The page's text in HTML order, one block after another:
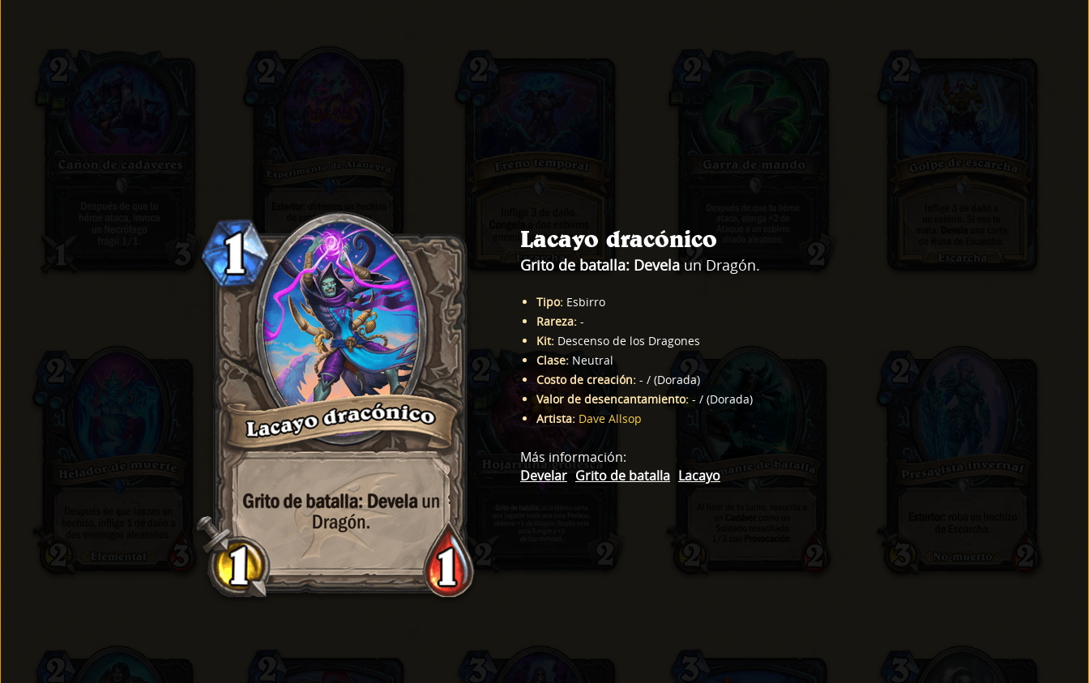
Lacayo dracónico
Grito de batalla: Devela un Dragón.
Tipo: Esbirro
Rareza: -
Kit: Descenso de los Dragones
Clase: Neutral
Costo de creación: - / (Dorada)
Valor de desencantamiento: - / (Dorada)
Artista: Dave Allsop
Más información:
Develar Grito de batalla Lacayo